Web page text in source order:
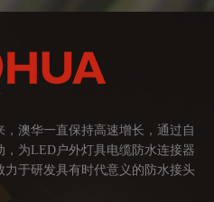
澳华一直保持高速增长，通过自
为LED户外灯具电缆防水连接器
于研发具有时代意义的防水接头